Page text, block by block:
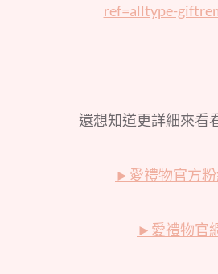
ref=alltype-
還想知道更詳細來看
► 愛禮物官方
► 愛禮物官